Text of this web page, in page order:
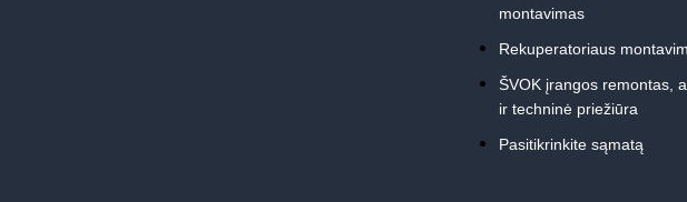
montavimas
Rekuperatoriaus
ŠVOK įrangos remontas,
ir techninė priežiūra
Pasitikrinkite sąmatą